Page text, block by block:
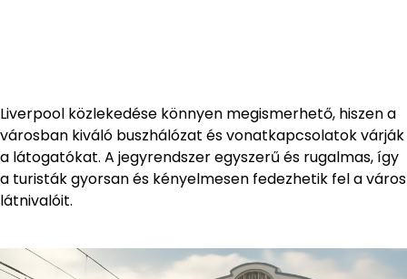
Liverpool közlekedése könnyen megismerhető, hiszen a
városban kiváló buszhálózat és vonatkapcsolatok várják
a látogatókat. A jegyrendszer egyszerű és rugalmas, így
a turisták gyorsan és kényelmesen fedezhetik fel a város
látnivalóit.